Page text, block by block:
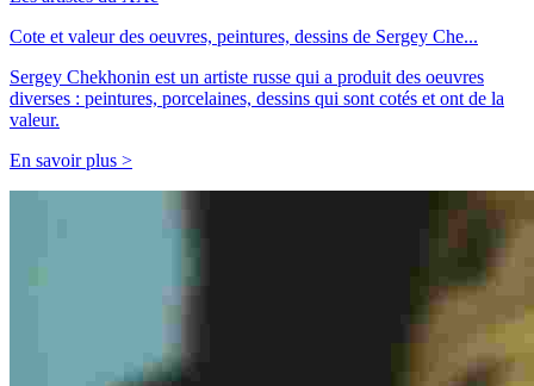
Cote et valeur des oeuvres, peintures, dessins de Sergey Che...
Sergey Chekhonin est un artiste russe qui a produit des oeuvres
diverses : peintures, porcelaines, dessins qui sont cotés et ont de la
valeur.
En savoir plus >